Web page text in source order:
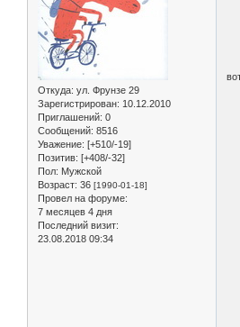
Откуда: ул. Фрунзе 29
Зарегистрирован: 10.12.2010
Приглашений: 0
Сообщений: 8516
Уважение: [+510/-19]
Позитив: [+408/-32]
Пол: Мужской
Возраст: 36 [1990-01-18]
Провел на форуме:
7 месяцев 4 дня
Последний визит:
23.08.2018 09:34